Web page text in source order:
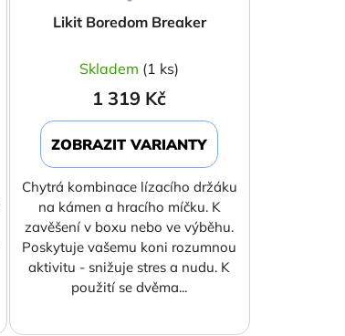
Likit Boredom Breaker
Skladem (1 ks)
1 319 Kč
ZOBRAZIT VARIANTY
Chytrá kombinace lízacího držáku
na kámen a hracího míčku. K
zavěšení v boxu nebo ve výběhu.
Poskytuje vašemu koni rozumnou
aktivitu - snižuje stres a nudu. K
použití se dvěma...